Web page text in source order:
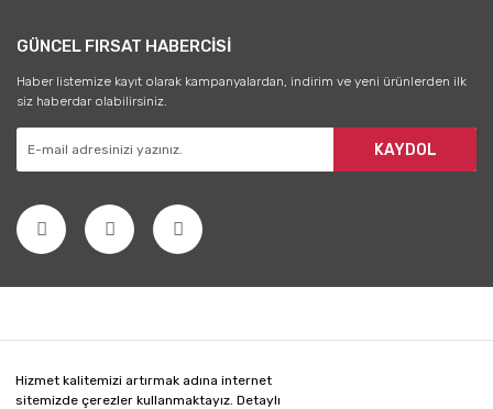
Hizmet kalitemizi artırmak adına internet
sitemizde çerezler kullanmaktayız. Detaylı
GÜNCEL FIRSAT HABERCİSİ
Haber listemize kayıt olarak kampanyalardan, indirim ve yeni ürünlerden ilk
siz haberdar olabilirsiniz.
KAYDOL